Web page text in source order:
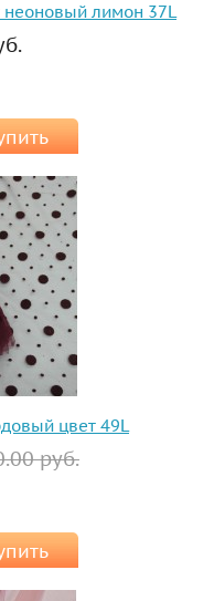
лимон 37L
цвет 49L
руб.